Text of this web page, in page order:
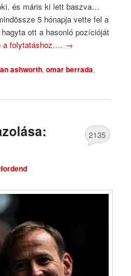
és máris ki lett baszva…
5 hónapja vette fel a
ott a hasonló pozícióját
a folytatáshoz…. →
ashworth,omar berrada,
2135